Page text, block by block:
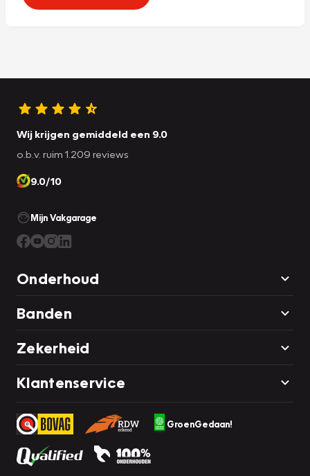
Wij krijgen gemiddeld een 9.0
o.b.v. ruim 1.209 reviews
9.0/10
Mijn Vakgarage
Onderhoud
Banden
Zekerheid
Klantenservice
GroenGedaan!